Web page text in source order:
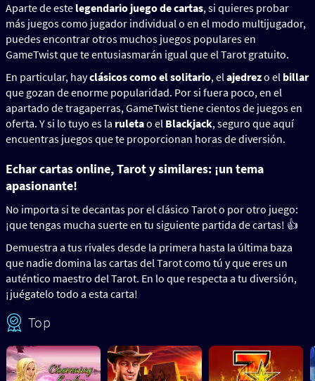
Aparte de este legendario juego de cartas, si quieres probar
más juegos como jugador individual o en el modo multijugador,
puedes encontrar otros muchos juegos populares en
GameTwist que te entusiasmarán igual que el Tarot gratuito.
En particular, hayclásicos como el solitario, elajedrezo el billar
que gozan de enorme popularidad. Por si fuera poco, en el
apartado de tragaperras, GameTwist tiene cientos de juegos en
oferta. Y si lo tuyo es la ruletao el Blackjack, seguro que aquí
encuentras juegos que te proporcionan horas de diversión.
Echar cartas online, Tarot y similares: ¡un tema
apasionante!
No importa si te decantas por el clásico Tarot o por otro juego:
¡que tengas mucha suerte en tu siguiente partida de cartas! 👍
Demuestra a tus rivales desde la primera hasta la última baza
que nadie domina las cartas del Tarot como tú y que eres un
auténtico maestro del Tarot. En lo que respecta a tu diversión,
¡juégatelo todo a esta carta!
Top